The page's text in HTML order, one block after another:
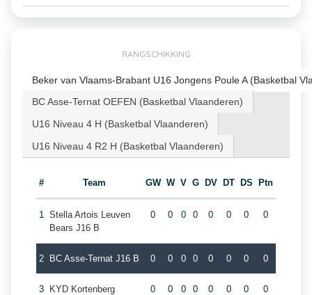
RANGSCHIKKING
Beker van Vlaams-Brabant U16 Jongens Poule A (Basketbal
BC Asse-Ternat OEFEN (Basketbal Vlaanderen)
U16 Niveau 4 H (Basketbal Vlaanderen)
U16 Niveau 4 R2 H (Basketbal Vlaanderen)
# Team GW W V G DV DT DS Ptn
1 Stella Artois Leuven
Bears J16 B
0 0 0 0 0 0 0 0
2 BC Asse-Ternat J16 B 0 0 0 0 0 0 0 0
3 KYD Kortenberg 0 0 0 0 0 0 0 0